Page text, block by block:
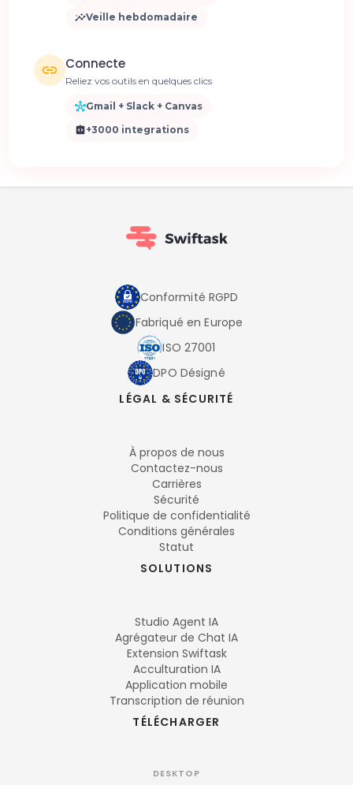
Veille hebdomadaire
Connecte
Reliez vos outils en quelques clics
Gmail + Slack + Canvas
+3000 integrations
Conformité RGPD
Fabriqué en Europe
ISO 27001
DPO Désigné
LÉGAL & SÉCURITÉ
À propos de nous
Contactez-nous
Carrières
Sécurité
Politique de confidentialité
Conditions générales
Statut
SOLUTIONS
Studio Agent IA
Agrégateur de Chat IA
Extension Swiftask
Acculturation IA
Application mobile
Transcription de réunion
TÉLÉCHARGER
DESKTOP